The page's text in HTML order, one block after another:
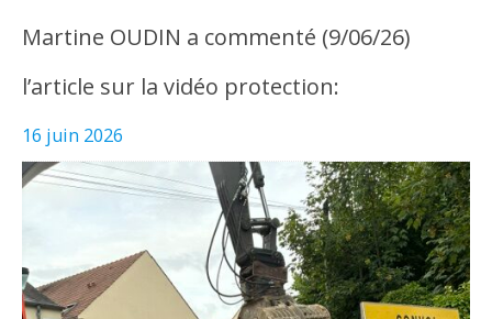
Martine OUDIN a commenté (9/06/26)
l’article sur la vidéo protection:
16 juin 2026